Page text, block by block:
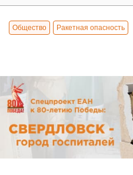
Общество Ракетная опасность